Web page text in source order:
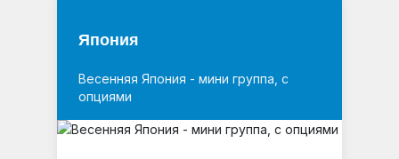
Япония
Весенняя Япония - мини группа, с
опциями